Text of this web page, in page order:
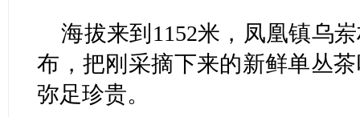
海拔来到1152米，凤凰镇乌
布，把刚采摘下来的新鲜单丛
弥足珍贵。